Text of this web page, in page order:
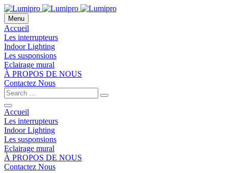
Menu
Accueil
Les interrupteurs
Indoor Lighting
Les susponsions
Eclairage mural
À PROPOS DE NOUS
Contactez Nous
Accueil
Les interrupteurs
Indoor Lighting
Les susponsions
Eclairage mural
À PROPOS DE NOUS
Contactez Nous